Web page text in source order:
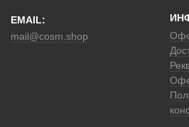
EMAIL:
mail@cosm.shop